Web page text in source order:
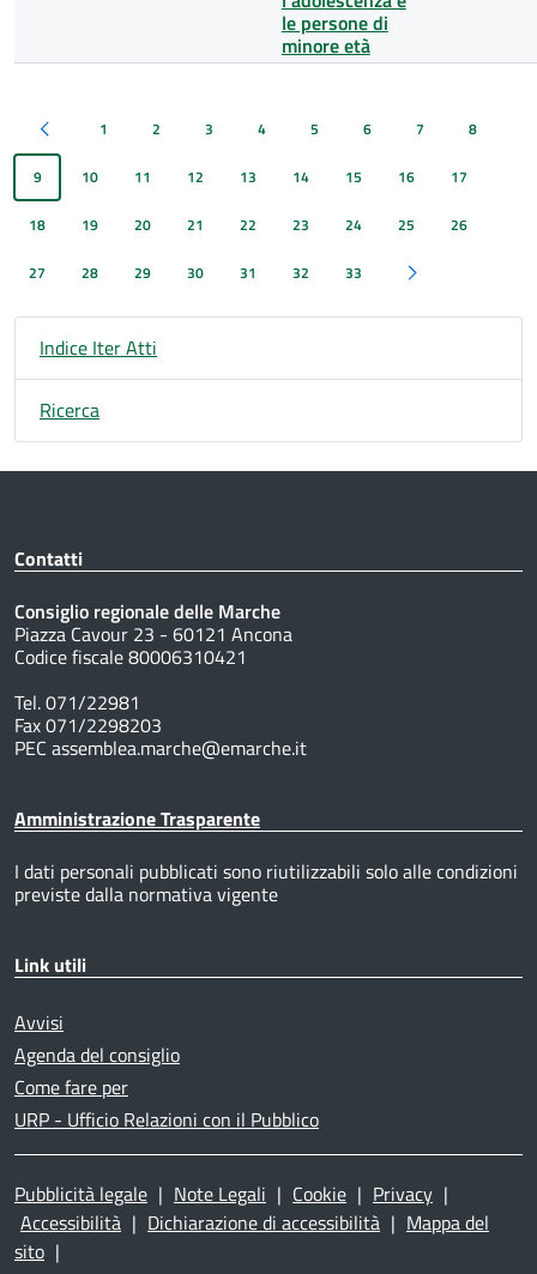
le persone di
minore età
Pagina precedente
1 2 3 4 5 6 7 8
9 10 11 12 13 14 15 16 17
18 19 20 21 22 23 24 25 26
27 28 29 30 31 32 33 Pagina successiva
Indice Iter Atti
Ricerca
Contatti
Consiglio regionale delle Marche
Piazza Cavour 23 - 60121 Ancona
Codice fiscale 80006310421
Tel. 071/22981
Fax 071/2298203
PEC assemblea.marche@emarche.it
Amministrazione Trasparente
I dati personali pubblicati sono riutilizzabili solo alle condizioni
previste dalla normativa vigente
Link utili
Avvisi
Agenda del consiglio
Come fare per
URP - Ufficio Relazioni con il Pubblico
Pubblicità legale | Note Legali | Cookie | Privacy |
Accessibilità | Dichiarazione di accessibilità | Mappa del
sito |